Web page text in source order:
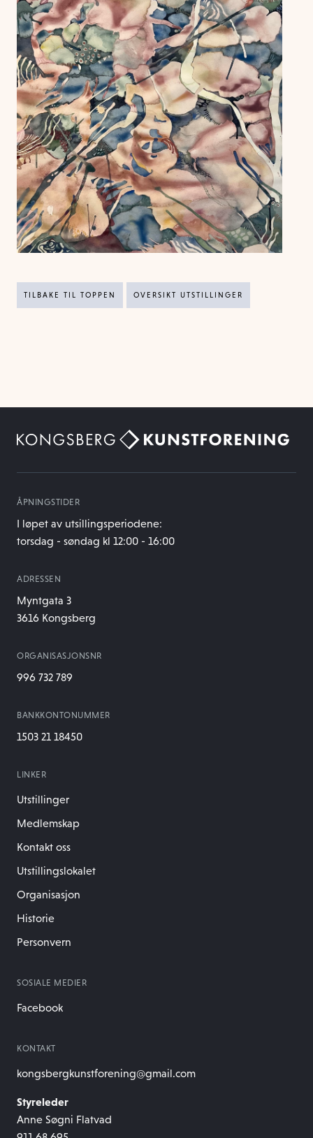
TILBAKE TIL TOPPEN OVERSIKT UTSTILLINGER
ÅPNINGSTIDER
I løpet av utsillingsperiodene:
torsdag - søndag kl 12:00 - 16:00
ADRESSEN
Myntgata 3
3616 Kongsberg
ORGANISASJONSNR
996 732 789
BANKKONTONUMMER
1503 21 18450
LINKER
Utstillinger
Medlemskap
Kontakt oss
Utstillingslokalet
Organisasjon
Historie
Personvern
SOSIALE MEDIER
Facebook
KONTAKT
kongsbergkunstforening@gmail.com
Styreleder
Anne Søgni Flatvad